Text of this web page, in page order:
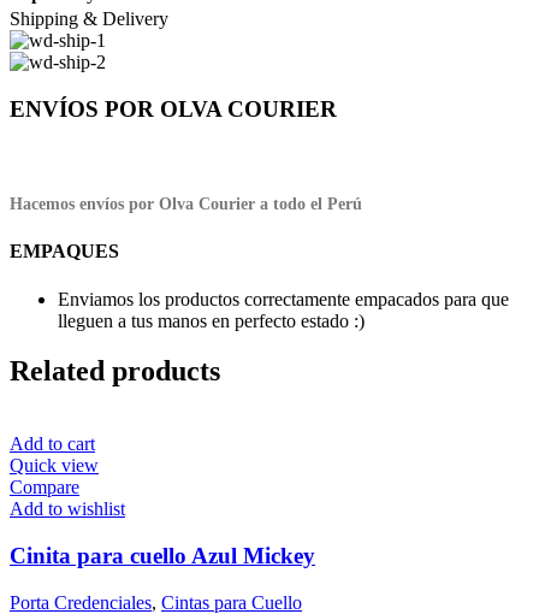
Shipping & Delivery
ENVÍOS POR OLVA COURIER
Hacemos envíos por Olva Courier a todo el Perú
EMPAQUES
Enviamos los productos correctamente empacados para que
lleguen a tus manos en perfecto estado :)
Related products
Add to cart
Quick view
Compare
Add to wishlist
Cinita para cuello Azul Mickey
Porta Credenciales, Cintas para Cuello